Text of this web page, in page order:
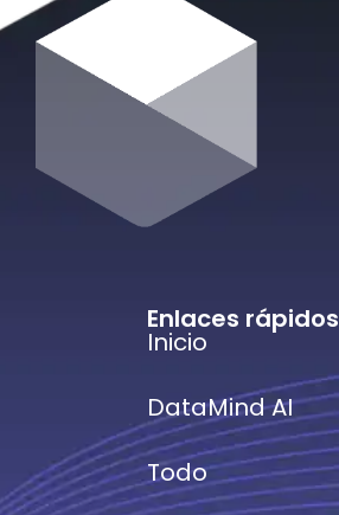
Enlaces rápidos
Inicio
DataMind AI
Todo